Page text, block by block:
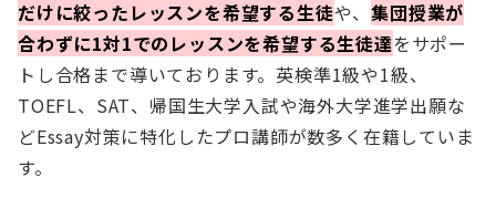
だけに絞ったレッスンを希望する生徒や、集団授業が
合わずに1対1でのレッスンを希望する生徒達をサポー
トし合格まで導いております。英検準1級や1級、
TOEFL、SAT、帰国生大学入試や海外大学進学出願な
どEssay対策に特化したプロ講師が数多く在籍していま
す。